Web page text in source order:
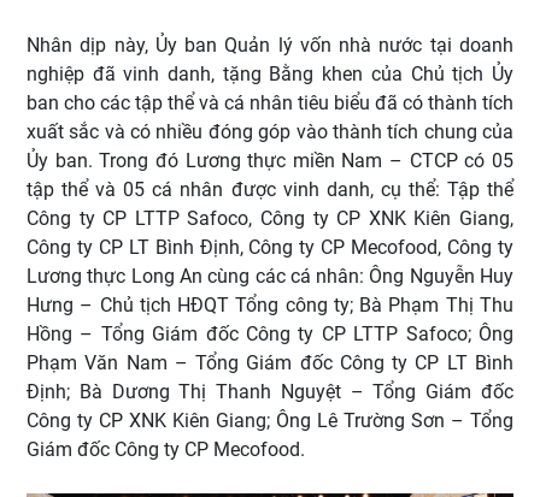
Nhân dịp này, Ủy ban Quản lý vốn nhà nước tại doanh
nghiệp đã vinh danh, tặng Bằng khen của Chủ tịch Ủy
ban cho các tập thể và cá nhân tiêu biểu đã có thành tích
xuất sắc và có nhiều đóng góp vào thành tích chung của
Ủy ban. Trong đó Lương thực miền Nam – CTCP có 05
tập thể và 05 cá nhân được vinh danh, cụ thể: Tập thể
Công ty CP LTTP Safoco, Công ty CP XNK Kiên Giang,
Công ty CP LT Bình Định, Công ty CP Mecofood, Công ty
Lương thực Long An cùng các cá nhân: Ông Nguyễn Huy
Hưng – Chủ tịch HĐQT Tổng công ty; Bà Phạm Thị Thu
Hồng – Tổng Giám đốc Công ty CP LTTP Safoco; Ông
Phạm Văn Nam – Tổng Giám đốc Công ty CP LT Bình
Định; Bà Dương Thị Thanh Nguyệt – Tổng Giám đốc
Công ty CP XNK Kiên Giang; Ông Lê Trường Sơn – Tổng
Giám đốc Công ty CP Mecofood.